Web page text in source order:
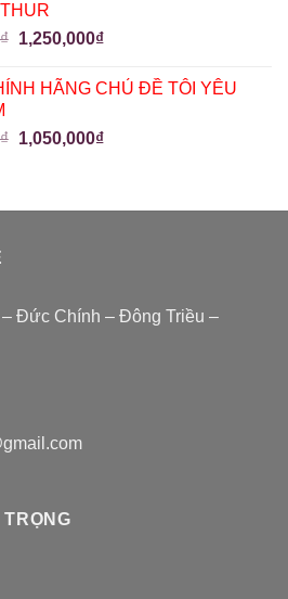
₫ 1,250,000₫
HÃNG CHỦ ĐỀ TÔI YÊU
₫ 1,050,000₫
– Đức Chính – Đông Triều –